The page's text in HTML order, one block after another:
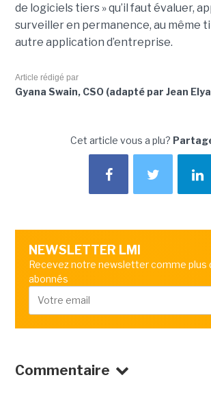
de logiciels tiers » qu’il faut évaluer,
surveiller en permanence, au même
autre application d’entreprise.
Article rédigé par
Gyana Swain, CSO (adapté par Jean
Cet article vous a plu?
NEWSLETTER LMI
Recevez notre newsletter comme
abonnés
Commentaire